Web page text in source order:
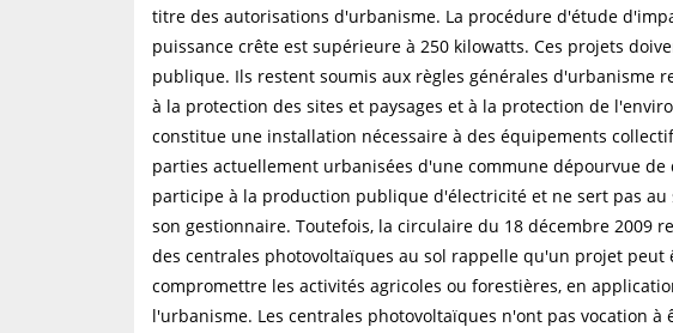
titre des autorisations d'urbanisme. La procédure d'étude
puissance crête est supérieure à 250 kilowatts. Ces projets
publique. Ils restent soumis aux règles générales d'urbanisme
à la protection des sites et paysages et à la protection de
constitue une installation nécessaire à des équipements
parties actuellement urbanisées d'une commune dépourvue
participe à la production publique d'électricité et ne sert pas
son gestionnaire. Toutefois, la circulaire du 18 décembre 2009
des centrales photovoltaïques au sol rappelle qu'un projet peut
compromettre les activités agricoles ou forestières, en
l'urbanisme. Les centrales photovoltaïques n'ont pas vocation